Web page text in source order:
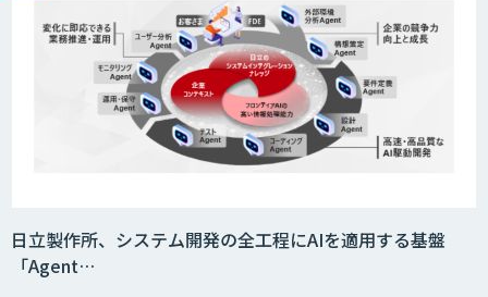
日立製作所、システム開発の全工程にAIを適用する基盤
「Agent…